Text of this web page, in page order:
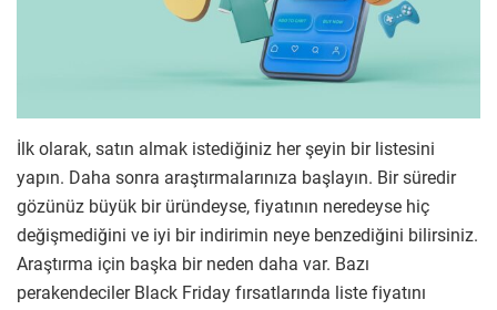
İlk olarak, satın almak istediğiniz her şeyin bir listesini
yapın. Daha sonra araştırmalarınıza başlayın. Bir süredir
gözünüz büyük bir üründeyse, fiyatının neredeyse hiç
değişmediğini ve iyi bir indirimin neye benzediğini bilirsiniz.
Araştırma için başka bir neden daha var. Bazı
perakendeciler Black Friday fırsatlarında liste fiyatını